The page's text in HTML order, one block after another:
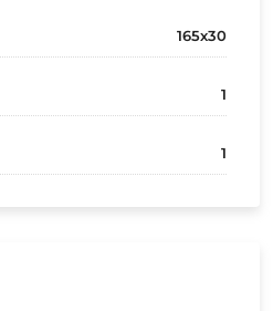
165х30
1
1